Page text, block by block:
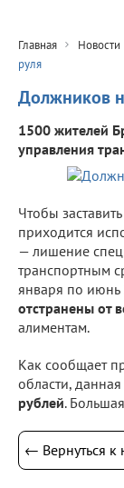
Главная Новости
руля
Должников
1500 жителей
управления
Чтобы
приходится
— лишение
транспортным
января по июнь
отстранены от
алиментам.
Как сообщает
области,
рублей.
← Вернуться к